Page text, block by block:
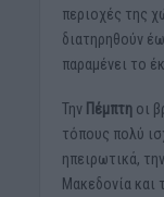
περιοχές της
διατηρηθούν
παραμένει το
Την Πέμπτηοι
τόπους πολύ
ηπειρωτικά,
Μακεδονία και